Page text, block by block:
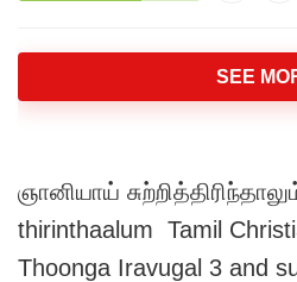
SEE
ஞானியாய்
thirinthaalum Tamil
Thoonga Iravugal 3 and